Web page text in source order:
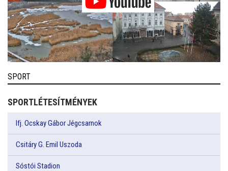
SPORT
SPORTLÉTESÍTMÉNYEK
Ifj. Ocskay Gábor Jégcsarnok
Csitáry G. Emil Uszoda
Sóstói Stadion